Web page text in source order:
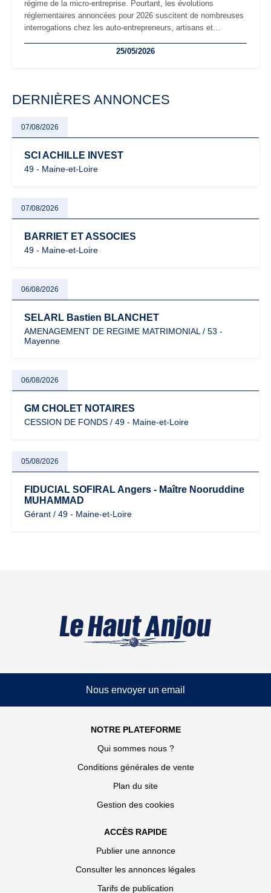
régime de la micro-entreprise. Pourtant, les évolutions
réglementaires annoncées pour 2026 suscitent de nombreuses
interrogations chez les auto-entrepreneurs, artisans et
facturation ou risque de bascule vers la TVA : les règles
25/05/2026
DERNIÈRES ANNONCES
07/08/2026
SCI ACHILLE INVEST
49 - Maine-et-Loire
07/08/2026
BARRIET ET ASSOCIES
49 - Maine-et-Loire
06/08/2026
SELARL Bastien BLANCHET
AMENAGEMENT DE REGIME MATRIMONIAL / 53 -
Mayenne
06/08/2026
GM CHOLET NOTAIRES
CESSION DE FONDS / 49 - Maine-et-Loire
05/08/2026
FIDUCIAL SOFIRAL Angers - Maître Nooruddine
MUHAMMAD
Gérant / 49 - Maine-et-Loire
Nous envoyer un email
NOTRE PLATEFORME
Qui sommes nous ?
Conditions générales de vente
Plan du site
Gestion des cookies
ACCÈS RAPIDE
Publier une annonce
Consulter les annonces légales
Tarifs de publication